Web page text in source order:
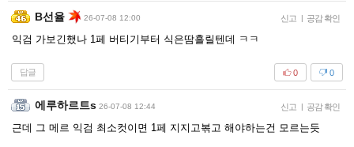
B선율 26-07-08 12:00 신고 | 공감 확인
익검 가보긴했나 1페 버티기부터 식은땀흘릴텐데 ㅋㅋ
답글 0
0
에루하르트s 26-07-08 12:44 신고 | 공감 확인
근데 그 메르 익검 최소컷이면 1페 지지고볶고 해야하는건 모르는듯